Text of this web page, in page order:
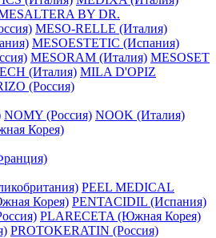
BY DR.
MESO-RELLE (Италия)
MESOESTETIC (Испания)
MESORAM (Италия) MESOSET
(Италия) MILA D'OPIZ
(Россия)
NOMY (Россия) NOOK (Италия)
Корея)
PEEL MEDICAL
Корея) PENTACIDIL (Испания)
PLARECETA (Южная Корея)
PROTOKERATIN (Россия)